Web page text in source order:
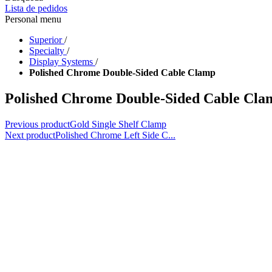
Lista de pedidos
Personal menu
Superior /
Specialty /
Display Systems /
Polished Chrome Double-Sided Cable Clamp
Polished Chrome Double-Sided Cable
Previous productGold Single Shelf Clamp
Next productPolished Chrome Left Side C...